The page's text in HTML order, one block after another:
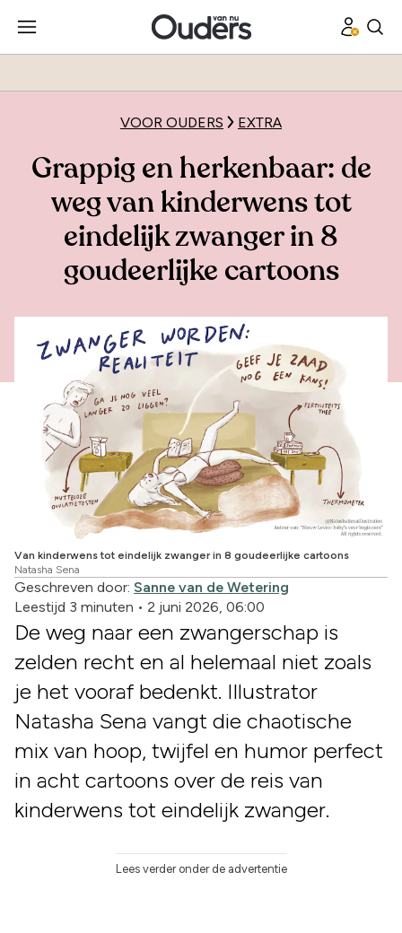
VOOR OUDERS EXTRA
Grappig en herkenbaar: de
weg van kinderwens tot
eindelijk zwanger in 8
goudeerlijke cartoons
Van kinderwens tot eindelijk zwanger in 8 goudeerlijke cartoons
Natasha Sena
Geschreven door: Sanne van de Wetering
Leestijd 3 minuten • 2 juni 2026, 06:00
De weg naar een zwangerschap is
zelden recht en al helemaal niet zoals
je het vooraf bedenkt. Illustrator
Natasha Sena vangt die chaotische
mix van hoop, twijfel en humor perfect
in acht cartoons over de reis van
kinderwens tot eindelijk zwanger.
Lees verder onder de advertentie